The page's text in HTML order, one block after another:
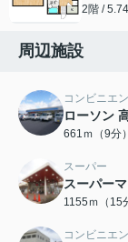
2階 /
周辺施設
コンビニエ
ローソン
661ｍ（9分）
スーパー
スーパー
1155ｍ（15
コンビニエ